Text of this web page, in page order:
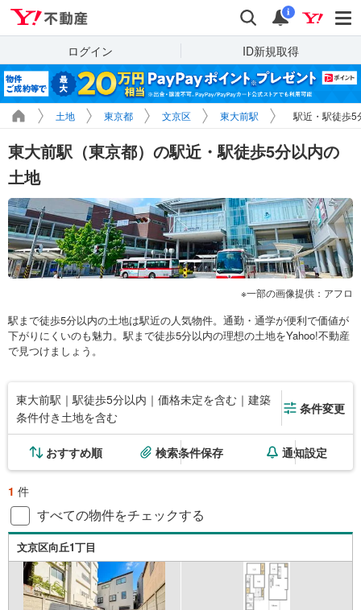
検索 通知
i
ログイン ID新規取得
土地 東京都 文京区 東大前駅 駅近・駅徒歩5
東大前駅（東京都）の駅近・駅徒歩5分以内の
土地
一部の画像提供：アフロ
駅まで徒歩5分以内の土地は駅近の人気物件。通勤・通学が便利で価値が
下がりにくいのも魅力。駅まで徒歩5分以内の理想の土地をYahoo!不動産
で見つけましょう。
東大前駅｜駅徒歩5分以内｜価格未定を含む｜建築
条件付き土地を含む
条件変更
おすすめ順 検索条件保存 通知設定
1 件
すべての物件をチェックする
文京区向丘1丁目